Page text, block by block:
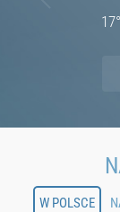
17°
W POLSCE